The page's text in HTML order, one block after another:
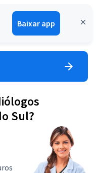
Baixar app
Entrar
Sul?